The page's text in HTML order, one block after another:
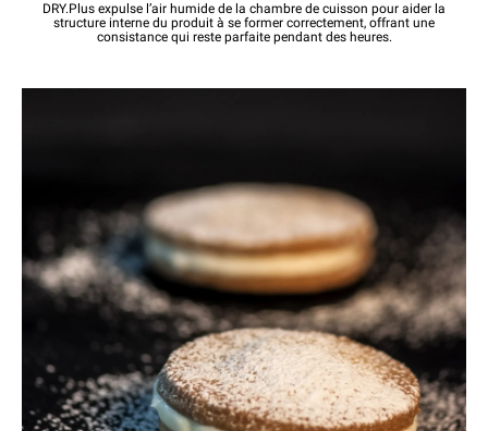
DRY.Plus expulse l’air humide de la chambre de cuisson pour aider la
structure interne du produit à se former correctement, offrant une
consistance qui reste parfaite pendant des heures.